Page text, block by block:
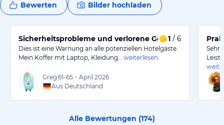
Bewerten Bilder hochladen
Sicherheitsprobleme und verlorene Gegenstände
1 / 6
Dies ist eine Warnung an alle potenziellen Hotelgäste.
Mein Koffer mit Laptop, Kleidung…
weiterlesen
Greg 61-65 • April 2026
Aus Deutschland
Sehr
Alle Bewertungen (174)